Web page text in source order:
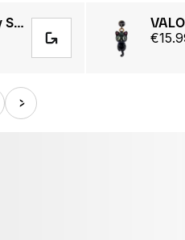
VALORANT Buddy Starter Kit Series 2